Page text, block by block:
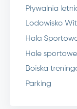
Pływalnia
Lodowisko
Hala
Hale sportowe
Boiska
Parking